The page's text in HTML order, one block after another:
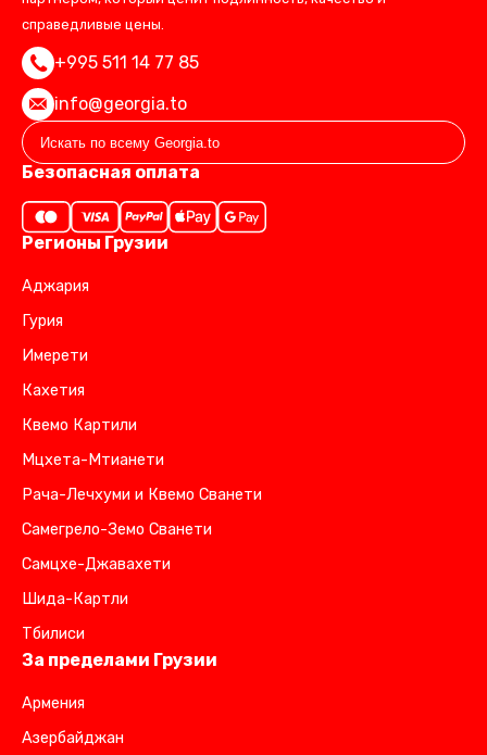
справедливые цены.
+995 511 14 77 85
info@georgia.to
Безопасная оплата
Регионы Грузии
Аджария
Гурия
Имерети
Кахетия
Квемо Картили
Мцхета-Мтианети
Рача-Лечхуми и Квемо Сванети
Самегрело-Земо Сванети
Самцхе-Джавахети
Шида-Картли
Тбилиси
За пределами Грузии
Армения
Азербайджан